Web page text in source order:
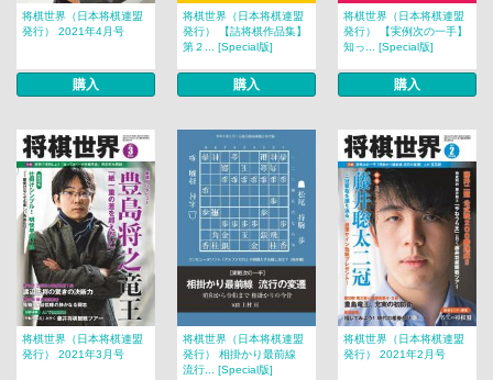
将棋世界（日本将棋連盟
発行） 2021年4月号
購入
将棋世界（日本将棋連盟
発行） 【詰将棋作品集】
第２... [Special版]
購入
将棋世界（日本将棋連盟
発行） 【実例次の一手】
知っ... [Special版]
購入
将棋世界（日本将棋連盟
発行） 2021年3月号
将棋世界（日本将棋連盟
発行） 相掛かり最前線
流行... [Special版]
将棋世界（日本将棋連盟
発行） 2021年2月号